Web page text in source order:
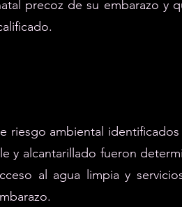
precoz de su embarazo y
riesgo ambiental
y alcantarillado fueron
al agua limpia y